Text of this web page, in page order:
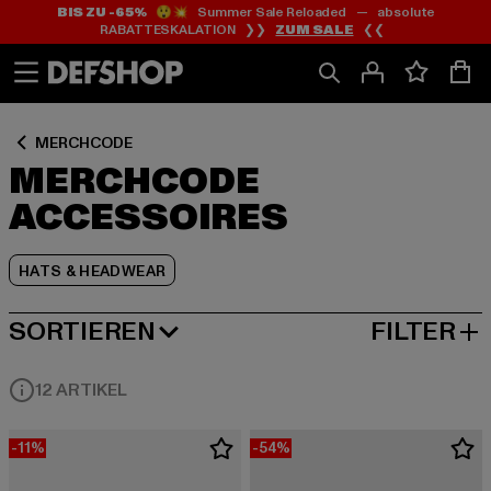
Zum
Inhalt
springen
Zum
Fußzeile
springen
BIS ZU -65%😲💥 Summer Sale Reloaded — absolute
RABATTESKALATION ❯❯ ZUM SALE ❮❮
MERCHCODE
MERCHCODE
ACCESSOIRES
HATS & HEADWEAR
Zum
Produktraster
springen
SORTIEREN
BELIEBTESTE FILTER
12 ARTIKEL
-11% -54%